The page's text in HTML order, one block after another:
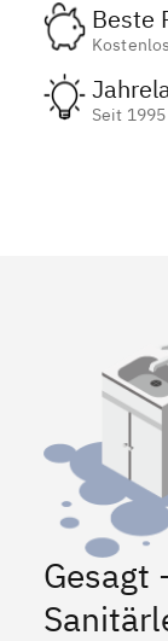
Beste
Seit 1995
Gesagt